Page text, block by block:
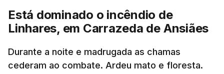
ESTE CONTEÚDO ESTÁ NESTE
Está dominado o incêndio de
Linhares, em Carrazeda de Ansiães
Durante a noite e madrugada as chamas
cederam ao combate. Ardeu mato e floresta.